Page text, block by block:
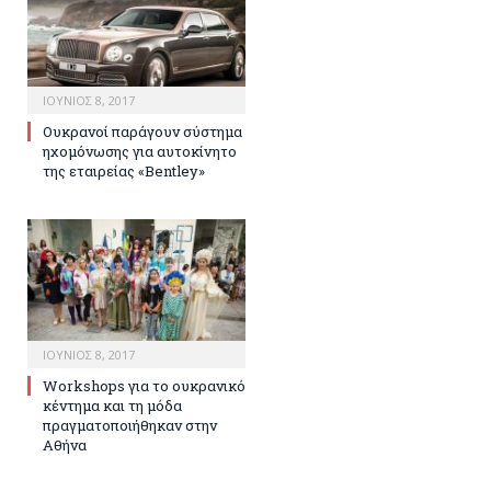
ΙΟΎΝΙΟΣ 8, 2017
Ουκρανοί παράγουν σύστημα
ηχομόνωσης για αυτοκίνητο
της εταιρείας «Bentley»
ΙΟΎΝΙΟΣ 8, 2017
Workshops για το ουκρανικό
κέντημα και τη μόδα
πραγματοποιήθηκαν στην
Αθήνα